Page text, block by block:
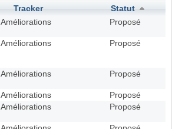
Tracker
Statut
Améliorations Proposé
Améliorations Proposé
Améliorations Proposé
Améliorations
Proposé
Améliorations Proposé